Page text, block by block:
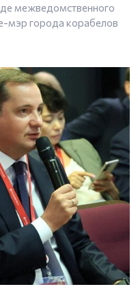
межведомственного
мэр города корабелов